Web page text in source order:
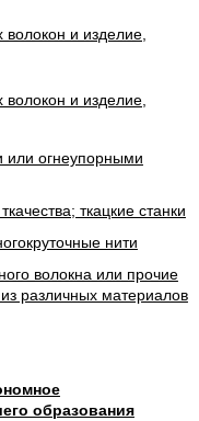
или огнеупорными
ткацкие станки
нити
волокна или прочие
различных материалов
образования